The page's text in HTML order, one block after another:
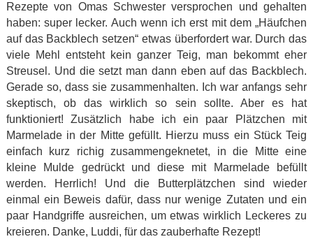
Rezepte von Omas Schwester versprochen und gehalten
haben: super lecker. Auch wenn ich erst mit dem „Häufchen
auf das Backblech setzen“ etwas überfordert war. Durch das
viele Mehl entsteht kein ganzer Teig, man bekommt eher
Streusel. Und die setzt man dann eben auf das Backblech.
Gerade so, dass sie zusammenhalten. Ich war anfangs sehr
skeptisch, ob das wirklich so sein sollte. Aber es hat
funktioniert! Zusätzlich habe ich ein paar Plätzchen mit
Marmelade in der Mitte gefüllt. Hierzu muss ein Stück Teig
einfach kurz richig zusammengeknetet, in die Mitte eine
kleine Mulde gedrückt und diese mit Marmelade befüllt
werden. Herrlich! Und die Butterplätzchen sind wieder
einmal ein Beweis dafür, dass nur wenige Zutaten und ein
paar Handgriffe ausreichen, um etwas wirklich Leckeres zu
kreieren. Danke, Luddi, für das zauberhafte Rezept!